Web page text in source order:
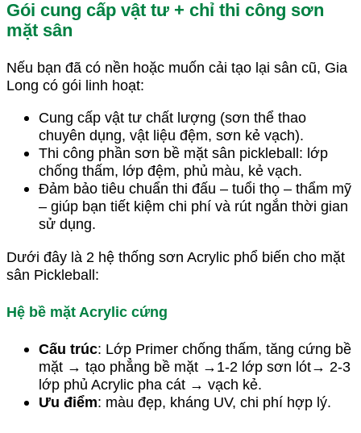
Gói cung cấp vật tư + chỉ thi công sơn
mặt sân
Nếu bạn đã có nền hoặc muốn cải tạo lại sân cũ, Gia
Long có gói linh hoạt:
Cung cấp vật tư chất lượng (sơn thể thao
chuyên dụng, vật liệu đệm, sơn kẻ vạch).
Thi công phần sơn bề mặt sân pickleball: lớp
chống thấm, lớp đệm, phủ màu, kẻ vạch.
Đảm bảo tiêu chuẩn thi đấu – tuổi thọ – thẩm mỹ
– giúp bạn tiết kiệm chi phí và rút ngắn thời gian
sử dụng.
Dưới đây là 2 hệ thống sơn Acrylic phổ biến cho mặt
sân Pickleball:
Hệ bề mặt Acrylic cứng
Cấu trúc: Lớp Primer chống thấm, tăng cứng bề
mặt → tạo phẳng bề mặt →1-2 lớp sơn lót→ 2-3
lớp phủ Acrylic pha cát → vạch kẻ.
Ưu điểm: màu đẹp, kháng UV, chi phí hợp lý.